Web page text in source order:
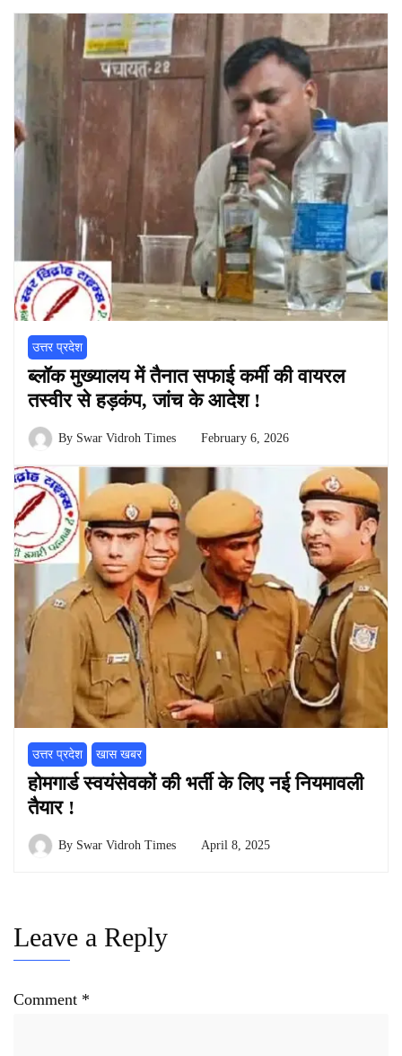
उत्तर प्रदेश
ब्लॉक मुख्यालय में तैनात सफाई कर्मी की वायरल
तस्वीर से हड़कंप, जांच के आदेश !
By Swar Vidroh Times February 6, 2026
उत्तर प्रदेश खास खबर
होमगार्ड स्वयंसेवकों की भर्ती के लिए नई नियमावली
तैयार !
By Swar Vidroh Times April 8, 2025
Leave a Reply
Comment *